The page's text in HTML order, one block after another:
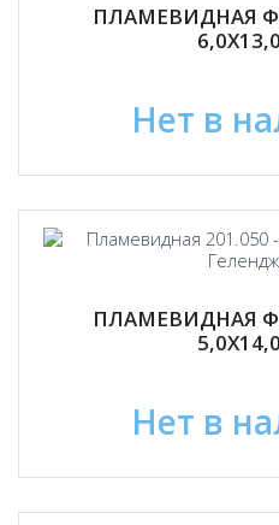
ПЛАМЕВИДНАЯ
Нет в
ПЛАМЕВИДНАЯ
Нет в